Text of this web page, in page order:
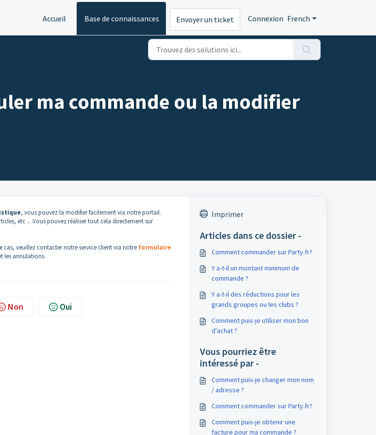
Accueil Base de connaissances Envoyer un ticket Connexion French
ma commande ou la modifier
, vous pouvez la modifier facilement via notre portail.
etc ... Vous pouvez réaliser tout cela directement sur
veuillez contacter notre service client via notre formulaire
les annulations.
Non Oui
Imprimer
Articles dans ce dossier -
Comment commander sur Party.fr?
Y a-t-il un montant minimum de
commande ?
Y a-t-il des réductions pour les
grands groupes ou les clubs ?
Comment puis-je utiliser mon bon
d'achat ?
Vous pourriez être
intéressé par -
Comment puis-je changer mon nom
/ adresse ?
Comment commander sur Party.fr?
Comment puis-je obtenir une
facture pour ma commande ?